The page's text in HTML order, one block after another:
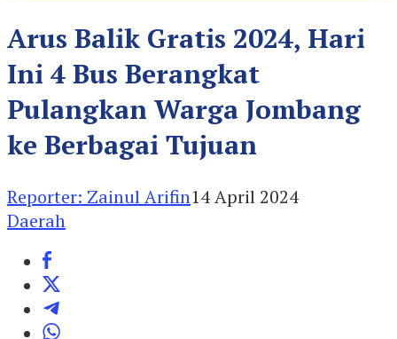
Arus Balik Gratis 2024, Hari
Ini 4 Bus Berangkat
Pulangkan Warga Jombang
ke Berbagai Tujuan
Reporter: Zainul Arifin14 April 2024
Daerah